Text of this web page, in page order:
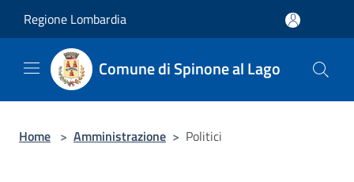
Regione Lombardia
Comune di Spinone al Lago
Home > Amministrazione > Politici